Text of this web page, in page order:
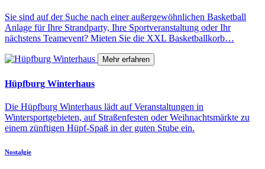
Sie sind auf der Suche nach einer außergewöhnlichen Basketball
Anlage für Ihre Strandparty, Ihre Sportveranstaltung oder Ihr
nächstens Teamevent? Mieten Sie die XXL Basketballkorb…
Mehr erfahren
Hüpfburg Winterhaus
Die Hüpfburg Winterhaus lädt auf Veranstaltungen in
Wintersportgebieten, auf Straßenfesten oder Weihnachtsmärkte zu
einem zünftigen Hüpf-Spaß in der guten Stube ein.
Nostalgie